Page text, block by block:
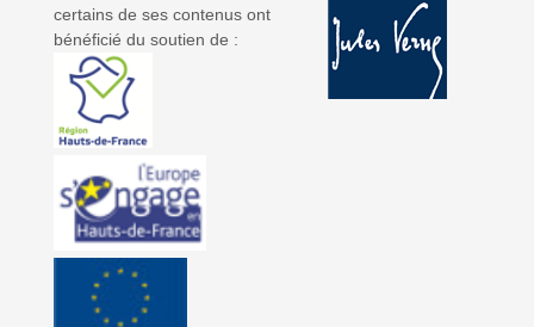
vv
certains de ses contenus ont
bénéficié du soutien de :